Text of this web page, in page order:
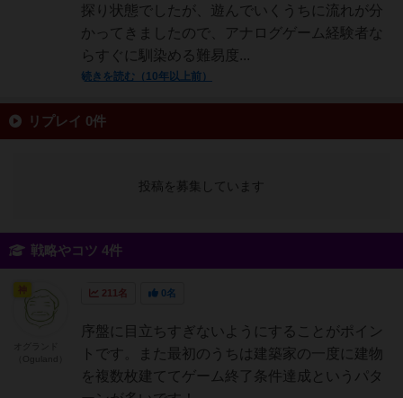
探り状態でしたが、遊んでいくうちに流れが分
かってきましたので、アナログゲーム経験者な
らすぐに馴染める難易度...
続きを読む（10年以上前）
リプレイ 0件
投稿を募集しています
戦略やコツ 4件
211名 0名
序盤に目立ちすぎないようにすることがポイン
トです。また最初のうちは建築家の一度に建物
を複数枚建ててゲーム終了条件達成というパタ